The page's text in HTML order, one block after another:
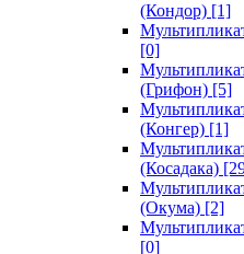
(Кондор) [1]
[0]
(Грифон) [5]
(Конгер) [1]
(Косадака)
(Окума) [2]
[0]